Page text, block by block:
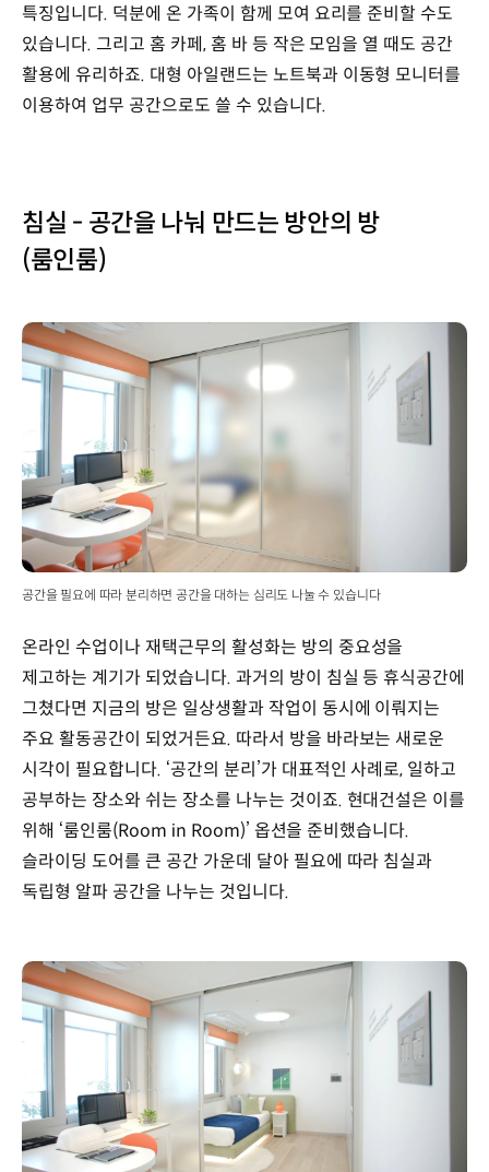
특징입니다. 덕분에 온 가족이 함께 모여 요리를 준비할 수도
있습니다. 그리고 홈 카페, 홈 바 등 작은 모임을 열 때도 공간
활용에 유리하죠. 대형 아일랜드는 노트북과 이동형 모니터를
이용하여 업무 공간으로도 쓸 수 있습니다.
침실 - 공간을 나눠 만드는 방안의 방
(룸인룸)
공간을 필요에 따라 분리하면 공간을 대하는 심리도 나눌 수 있습니다
온라인 수업이나 재택근무의 활성화는 방의 중요성을
제고하는 계기가 되었습니다. 과거의 방이 침실 등 휴식공간에
그쳤다면 지금의 방은 일상생활과 작업이 동시에 이뤄지는
주요 활동공간이 되었거든요. 따라서 방을 바라보는 새로운
시각이 필요합니다. ‘공간의 분리’가 대표적인 사례로, 일하고
공부하는 장소와 쉬는 장소를 나누는 것이죠. 현대건설은 이를
위해 ‘룸인룸(Room in Room)’ 옵션을 준비했습니다.
슬라이딩 도어를 큰 공간 가운데 달아 필요에 따라 침실과
독립형 알파 공간을 나누는 것입니다.